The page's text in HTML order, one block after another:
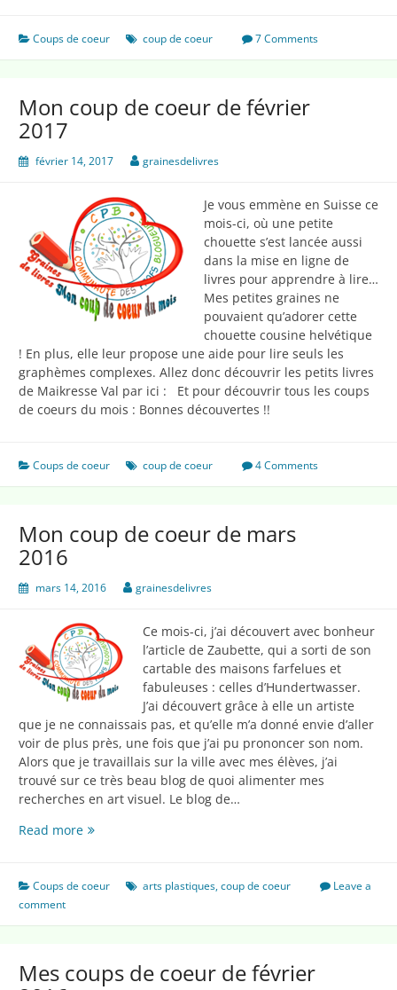
coeur
de
5
!
Coups de coeur coup de coeur 7 Comments
Mon coup de coeur de février
2017
février 14, 2017 grainesdelivres
Je vous emmène en Suisse ce
mois-ci, où une petite
chouette s’est lancée aussi
dans la mise en ligne de
livres pour apprendre à lire…
Mes petites graines ne
pouvaient qu’adorer cette
chouette cousine helvétique
! En plus, elle leur propose une aide pour lire seuls les
graphèmes complexes. Allez donc découvrir les petits livres
de Maikresse Val par ici : Et pour découvrir tous les coups
de coeurs du mois : Bonnes découvertes !!
Coups de coeur coup de coeur 4 Comments
Mon coup de coeur de mars
2016
mars 14, 2016 grainesdelivres
Ce mois-ci, j’ai découvert avec bonheur
l’article de Zaubette, qui a sorti de son
cartable des maisons farfelues et
fabuleuses : celles d’Hundertwasser.
J’ai découvert grâce à elle un artiste
que je ne connaissais pas, et qu’elle m’a donné envie d’aller
voir de plus près, une fois que j’ai pu prononcer son nom.
Alors que je travaillais sur la ville avec mes élèves, j’ai
trouvé sur ce très beau blog de quoi alimenter mes
recherches en art visuel. Le blog de…
Read moreMon
coeur
mars
Coups de coeur arts plastiques,coup de coeur
Leave a
comment
Mes coups de coeur de février